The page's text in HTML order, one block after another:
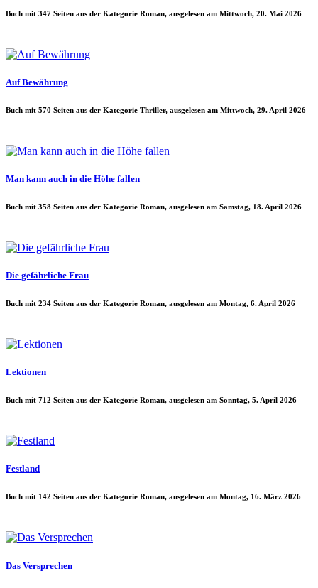
Buch mit 347 Seiten aus der Kategorie Roman, ausgelesen am Mittwoch, 20. Mai 2026
Auf Bewährung
Buch mit 570 Seiten aus der Kategorie Thriller, ausgelesen am Mittwoch, 29. April 2026
Man kann auch in die Höhe fallen
Buch mit 358 Seiten aus der Kategorie Roman, ausgelesen am Samstag, 18. April 2026
Die gefährliche Frau
Buch mit 234 Seiten aus der Kategorie Roman, ausgelesen am Montag, 6. April 2026
Lektionen
Buch mit 712 Seiten aus der Kategorie Roman, ausgelesen am Sonntag, 5. April 2026
Festland
Buch mit 142 Seiten aus der Kategorie Roman, ausgelesen am Montag, 16. März 2026
Das Versprechen